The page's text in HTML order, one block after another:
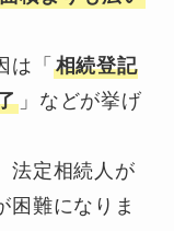
は「 相続登記
」などが挙げ
法定相続人が
困難になりま